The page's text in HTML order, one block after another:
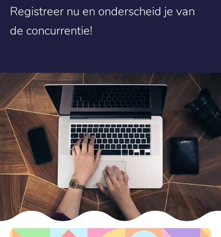
Registreer nu en onderscheid je van
de concurrentie!